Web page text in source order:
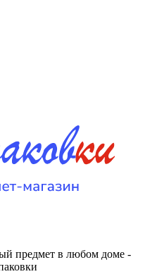
предмет в любом доме -